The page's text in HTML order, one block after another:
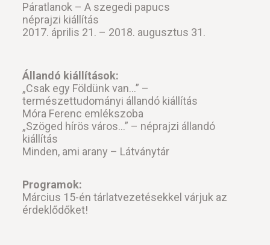
Páratlanok – A szegedi papucs
néprajzi kiállítás
2017. április 21. – 2018. augusztus 31.
Állandó kiállítások:
„Csak egy Földünk van…” –
természettudományi állandó kiállítás
Móra Ferenc emlékszoba
„Szöged hírös város…” – néprajzi állandó
kiállítás
Minden, ami arany – Látványtár
Programok:
Március 15-én tárlatvezetésekkel várjuk az
érdeklődőket!